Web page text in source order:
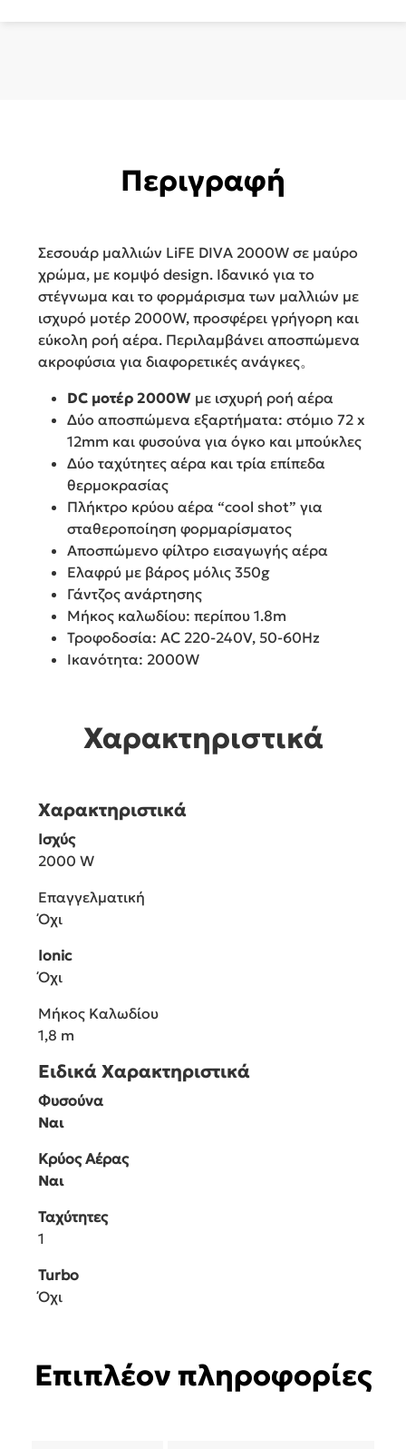
Περιγραφή
Σεσουάρ μαλλιών LiFE DIVA 2000W σε μαύρο
χρώμα, με κομψό design. Ιδανικό για το
στέγνωμα και το φορμάρισμα των μαλλιών με
ισχυρό μοτέρ 2000W, προσφέρει γρήγορη και
εύκολη ροή αέρα. Περιλαμβάνει αποσπώμενα
ακροφύσια για διαφορετικές ανάγκες。
DC μοτέρ 2000W με ισχυρή ροή αέρα
Δύο αποσπώμενα εξαρτήματα: στόμιο 72 x
12mm και φυσούνα για όγκο και μπούκλες
Δύο ταχύτητες αέρα και τρία επίπεδα
θερμοκρασίας
Πλήκτρο κρύου αέρα “cool shot” για
σταθεροποίηση φορμαρίσματος
Αποσπώμενο φίλτρο εισαγωγής αέρα
Ελαφρύ με βάρος μόλις 350g
Γάντζος ανάρτησης
Μήκος καλωδίου: περίπου 1.8m
Τροφοδοσία: AC 220-240V, 50-60Hz
Ικανότητα: 2000W
Χαρακτηριστικά
Χαρακτηριστικά
Ισχύς
2000 W
Επαγγελματική
Όχι
Ionic
Όχι
Μήκος Καλωδίου
1,8 m
Ειδικά Χαρακτηριστικά
Φυσούνα
Ναι
Κρύος Αέρας
Ναι
Ταχύτητες
1
Turbo
Όχι
Επιπλέον πληροφορίες